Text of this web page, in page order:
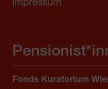
Impressum
Fonds Kuratorium